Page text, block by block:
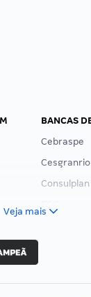
BANCAS
Cebraspe
Cesgranrio
Consulplan
Veja mais